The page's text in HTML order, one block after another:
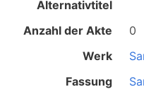
Alternativtitel
Anzahl der Akte
0
Werk
Fassung